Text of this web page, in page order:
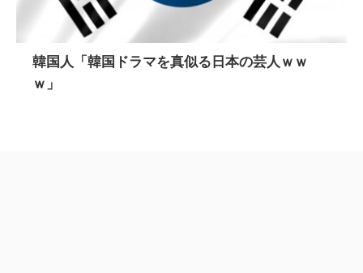
韓国人「韓国ドラマを真似る日本の芸人ｗｗ
ｗ」